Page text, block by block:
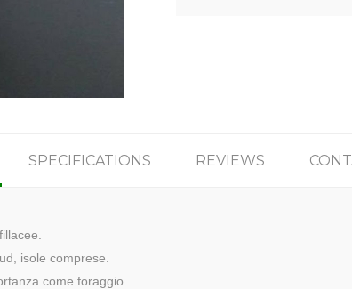
SPECIFICATIONS REVIEWS
isole comprese.
come foraggio.